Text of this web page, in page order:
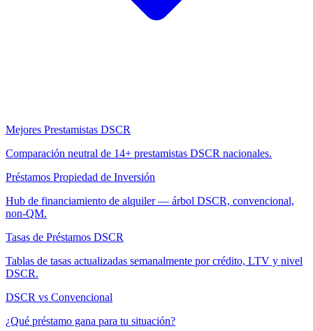
Mejores Prestamistas DSCR
Comparación neutral de 14+ prestamistas DSCR nacionales.
Préstamos Propiedad de Inversión
Hub de financiamiento de alquiler — árbol DSCR, convencional,
non-QM.
Tasas de Préstamos DSCR
Tablas de tasas actualizadas semanalmente por crédito, LTV y nivel
DSCR.
DSCR vs Convencional
¿Qué préstamo gana para tu situación?